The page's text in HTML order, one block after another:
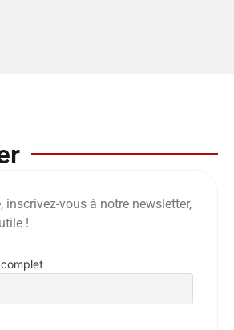
inscrivez-vous à notre newsletter,
!